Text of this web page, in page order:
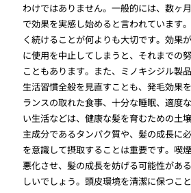
わけではありません。一般的には、数ヶ
で効果を実感し始めると言われています
く続けることが何よりも大切です。効果
に使用を中止してしまうと、それまでの
こともあります。また、ミノキシジル製
生活習慣全般を見直すことも、発毛効果
ランスの取れた食事、十分な睡眠、適度
い生活などは、健康な髪を育むための土
主成分であるタンパク質や、髪の成長に
を意識して摂取することは重要です。喫
悪化させ、髪の成長を妨げる可能性があ
しいでしょう。頭皮環境を清潔に保つこ